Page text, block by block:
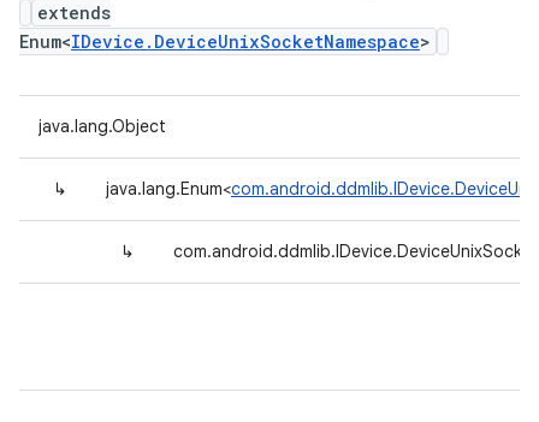
extends
Enum<IDevice.DeviceUnixSocketNamespace>
java.lang.Object
↳ java.lang.Enum<
↳